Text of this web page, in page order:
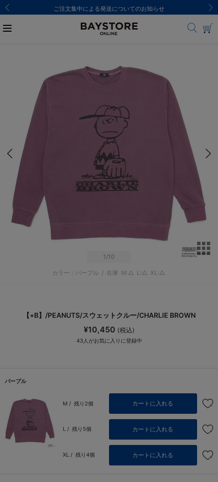
ご注文集中による発送についてのお知らせ
1 /10
カラー：パープル / 在庫 M:△ L:△ XL:△
【+B】/PEANUTS/スウェットクルー/CHARLIE BROWN
¥10,450 (税込)
43 人がお気に入りに登録中
パープル
M / 残り2個 カートに入れる
L / 残り5個 カートに入れる
XL / 残り4個 カートに入れる